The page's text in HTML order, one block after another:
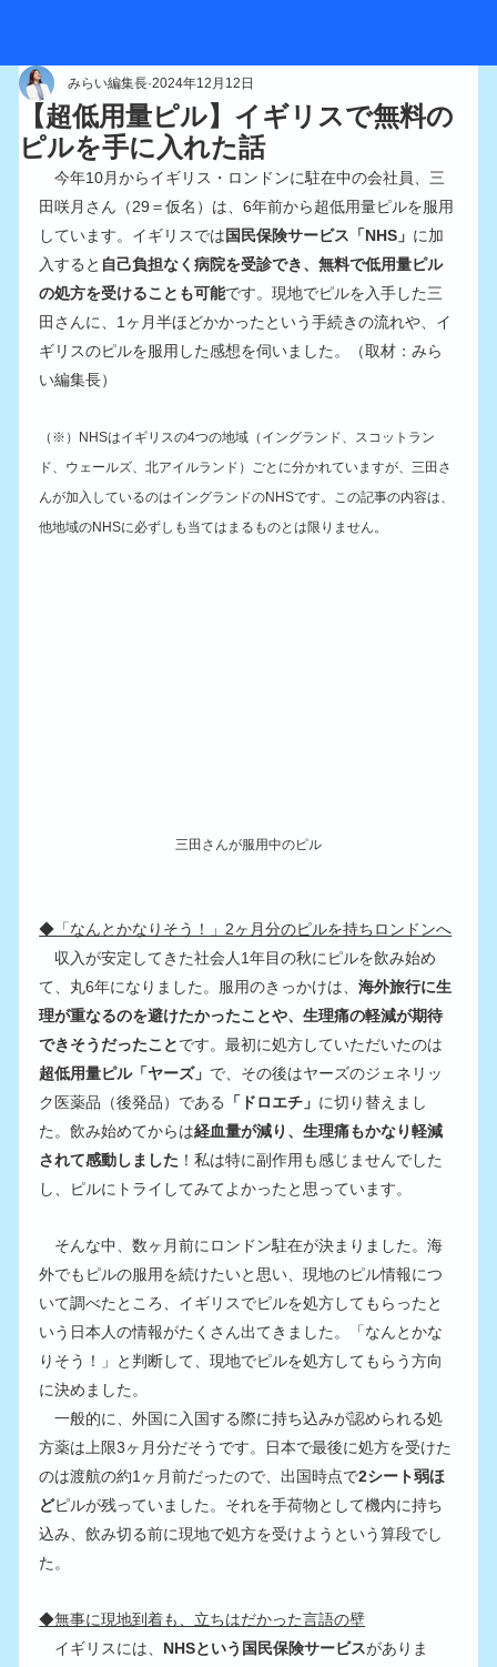
【超低用量ピル】イギリスで無料の
ピルを手に入れた話
みらい編集長 2024年12月12日
今年10月からイギリス・ロンドンに駐在中の会社員、三
田咲月さん（29＝仮名）は、6年前から超低用量ピルを服用
しています。イギリスでは国民保険サービス「NHS」 に加
入すると 自己負担なく病院を受診でき、無料で低用量ピル
の処方を受けることも可能です。現地でピルを入手した三
田さんに、1ヶ月半ほどかかったという手続きの流れや、イ
ギリスのピルを服用した感想を伺いました。（取材：みら
い編集長）
（※）NHSはイギリスの4つの地域（イングランド、スコットラン
ド、ウェールズ、北アイルランド）ごとに分かれていますが、三田さ
んが加入しているのはイングランドのNHSです。この記事の内容は、
他地域のNHSに必ずしも当てはまるものとは限りません。
三田さんが服用中のピル
◆「なんとかなりそう！」2ヶ月分のピルを持ちロンドンへ
収入が安定してきた社会人1年目の秋にピルを飲み始め
て、丸6年になりました。服用のきっかけは、海外旅行に生
理が重なるのを避けたかったことや、生理痛の軽減が期待
できそうだったことです。最初に処方していただいたのは
超低用量ピル「ヤーズ」 で、その後はヤーズのジェネリッ
ク医薬品（後発品）である
「ドロエチ」 に切り替えまし
た。飲み始めてからは経血量が減り、生理痛もかなり軽減
されて感動しました ！私は特に副作用も感じませんでした
し、ピルにトライしてみてよかったと思っています。
そんな中、数ヶ月前にロンドン駐在が決まりました。海
外でもピルの服用を続けたいと思い、現地のピル情報につ
いて調べたところ、イギリスでピルを処方してもらったと
いう日本人の情報がたくさん出てきました。「なんとかな
りそう！」と判断して、現地でピルを処方してもらう方向
に決めました。
一般的に、外国に入国する際に持ち込みが認められる処
方薬は上限3ヶ月分だそうです。日本で最後に処方を受けた
のは渡航の約1ヶ月前だったので、出国時点で2シート弱ほ
どピルが残っていました。それを手荷物として機内に持ち
込み、飲み切る前に現地で処方を受けようという算段でし
た。
◆無事に現地到着も、立ちはだかった言語の壁
イギリスには、 NHSという国民保険サービスがありま